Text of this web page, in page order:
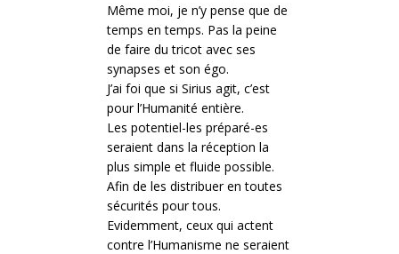
Même moi, je n’y pense que de
temps en temps. Pas la peine
de faire du tricot avec ses
synapses et son égo.
J’ai foi que si Sirius agit, c’est
pour l’Humanité entière.
Les potentiel-les préparé-es
seraient dans la réception la
plus simple et fluide possible.
Afin de les distribuer en toutes
sécurités pour tous.
Evidemment, ceux qui actent
contre l’Humanisme ne seraient